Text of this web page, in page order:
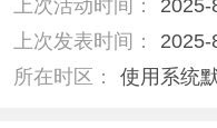
上次活动时间：
2025-
上次发表时间：
2025-
所在时区：
使用系统